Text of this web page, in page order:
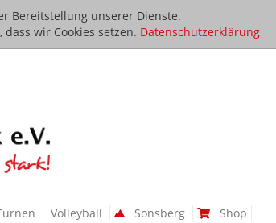
Bereitstellung unserer Dienste.
wir Cookies setzen. Datenschutzerklärung
Volleyball Sonsberg Shop